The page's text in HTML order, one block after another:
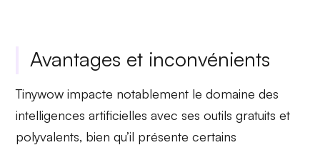
Avantages et inconvénients
Tinywow impacte notablement le domaine des
intelligences artificielles avec sesoutils gratuits et
polyvalents, bien qu’il présente certains